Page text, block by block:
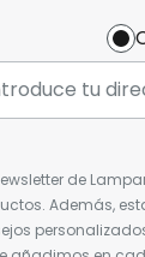
de
Además,